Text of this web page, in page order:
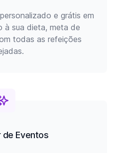
e grátis em
à sua dieta, meta de
todas as refeições
de Eventos